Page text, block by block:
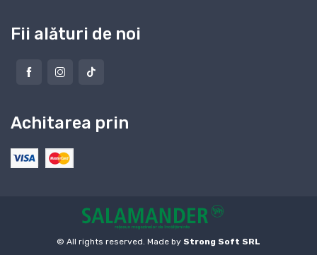
Fii alături de noi
Achitarea prin
© All rights reserved. Made by Strong Soft SRL